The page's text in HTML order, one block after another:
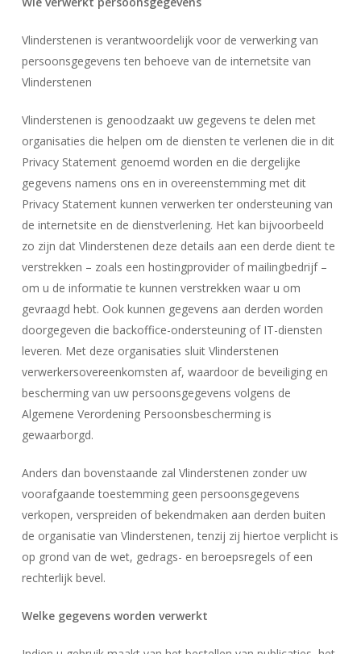
Vlinderstenen is verantwoordelijk voor de verwerking van
persoonsgegevens ten behoeve van de internetsite van
Vlinderstenen
Vlinderstenen is genoodzaakt uw gegevens te delen met
organisaties die helpen om de diensten te verlenen die in dit
Privacy Statement genoemd worden en die dergelijke
gegevens namens ons en in overeenstemming met dit
Privacy Statement kunnen verwerken ter ondersteuning van
de internetsite en de dienstverlening. Het kan bijvoorbeeld
zo zijn dat Vlinderstenen deze details aan een derde dient te
verstrekken – zoals een hostingprovider of mailingbedrijf –
om u de informatie te kunnen verstrekken waar u om
gevraagd hebt. Ook kunnen gegevens aan derden worden
doorgegeven die backoffice-ondersteuning of IT-diensten
leveren. Met deze organisaties sluit Vlinderstenen
verwerkersovereenkomsten af, waardoor de beveiliging en
bescherming van uw persoonsgegevens volgens de
Algemene Verordening Persoonsbescherming is
gewaarborgd.
Anders dan bovenstaande zal Vlinderstenen zonder uw
voorafgaande toestemming geen persoonsgegevens
verkopen, verspreiden of bekendmaken aan derden buiten
de organisatie van Vlinderstenen, tenzij zij hiertoe verplicht is
op grond van de wet, gedrags- en beroepsregels of een
rechterlijk bevel.
Welke gegevens worden verwerkt